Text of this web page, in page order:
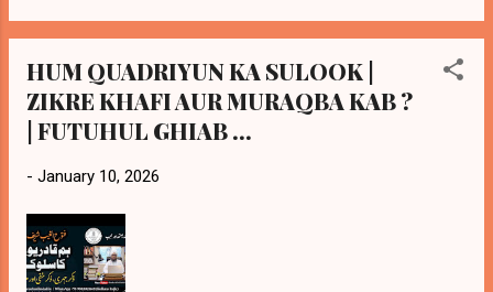
HUM QUADRIYUN KA SULOOK |
ZIKRE KHAFI AUR MURAQBA KAB ?
| FUTUHUL GHIAB ...
- January 10, 2026